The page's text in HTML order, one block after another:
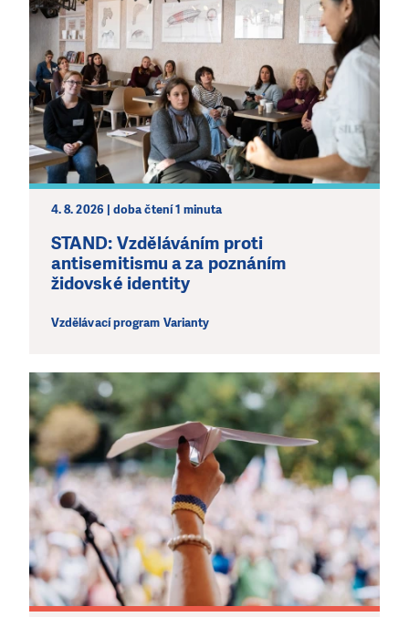
4. 8. 2026 | doba čtení 1 minuta
STAND: Vzděláváním proti
antisemitismu a za poznáním
židovské identity
Vzdělávací program Varianty